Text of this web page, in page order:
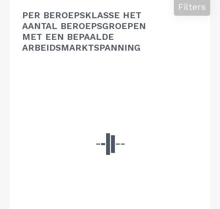
PER BEROEPSKLASSE HET
AANTAL BEROEPSGROEPEN
MET EEN BEPAALDE
ARBEIDSMARKTSPANNING
Filters